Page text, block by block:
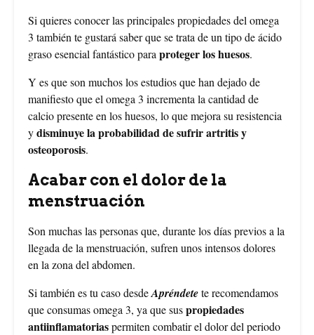
Si quieres conocer las principales propiedades del omega
3 también te gustará saber que se trata de un tipo de ácido
graso esencial fantástico para proteger los huesos.
Y es que son muchos los estudios que han dejado de
manifiesto que el omega 3 incrementa la cantidad de
calcio presente en los huesos, lo que mejora su resistencia
ydisminuye la probabilidad de sufrir artritis y
osteoporosis.
Acabar con el dolor de la
menstruación
Son muchas las personas que, durante los días previos a la
llegada de la menstruación, sufren unos intensos dolores
en la zona del abdomen.
Si también es tu caso desdeApréndetete recomendamos
que consumas omega 3, ya que suspropiedades
antiinflamatoriaspermiten combatir el dolor del periodo